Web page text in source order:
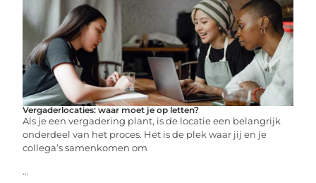
Vergaderlocaties: waar moet je op letten?
Als je een vergadering plant, is de locatie een belangrijk
onderdeel van het proces. Het is de plek waar jij en je
collega’s samenkomen om
...